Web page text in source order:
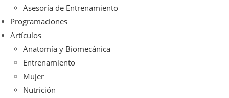
Asesoría de Entrenamiento
Programaciones
Artículos
Anatomía y Biomecánica
Entrenamiento
Mujer
Nutrición